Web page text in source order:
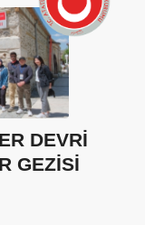
DEVRİ
GEZİSİ